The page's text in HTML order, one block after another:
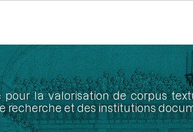
pour la valorisation de corpus
recherche et des institutions